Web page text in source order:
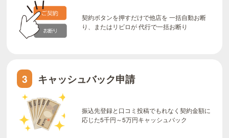
契約ボタンを押すだけで他店を 一括自動お断
り、またはリビロが 代行で一括お断り
3 キャッシュバック申請
振込先登録と口コミ投稿でもれなく契約金額に
応じた5千円～5万円キャッシュバック